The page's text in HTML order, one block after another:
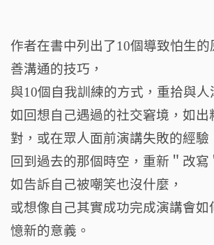
作者在書中列出了10個導致怕生的
善溝通的技巧，
與10個自我訓練的方式，重拾與人
如回想自己遇過的社交窘境，如出
對，或在眾人面前演講失敗的經驗
回到過去的那個時空，重新＂改寫
如告訴自己被嘲笑也沒什麼，
或想像自己其實成功完成演講會如
憶新的意義。